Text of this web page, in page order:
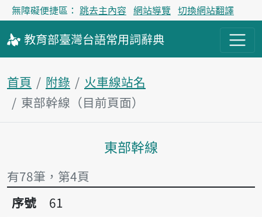
無障礙便捷區： 跳去主內容 網站導覽 切換網站翻譯
教育部臺灣台語常用詞辭典
首頁 附錄
火車線站名
東部幹線（目前頁面）
主內容區塊
東部幹線
有78筆，第4頁
序號61萬榮
序號
61